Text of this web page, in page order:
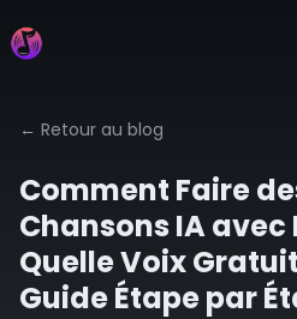
← Retour au blog
Comment Faire
Chansons IA
Quelle Voix
Guide Étape par